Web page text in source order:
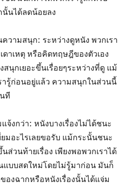
นได้ลดน้อยลง
นความสนุก: ระหว่างดูหนัง พวกเรา
ดาเหตุ หรือคิดทฤษฎีของตัวเอง
นุกเยอะขึ้นเรื่อยๆระหว่างที่ดู แม้
ารู้ก่อนอยู่แล้ว ความสนุกในส่วนนี้
ที
จ้งกว่า: หนังบางเรื่องไม่ได้ชนะ
ยมอะไรเลยขอรับ แม้กระนั้นชนะ
ส่วนท้ายเรื่อง เพียงพอพวกเราได้
บบสดใหม่โดยไม่รู้มาก่อน มันก็
องฉากหรือหนังเรื่องนั้นได้แจ่ม